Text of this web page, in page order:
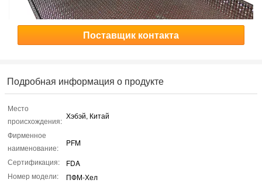
Поставщик контакта
Подробная информация о продукте
Место
происхождения:
Хэбэй, Китай
Фирменное
наименование:
PFM
Сертификация:
FDA
Номер модели:
ПФМ-Хел